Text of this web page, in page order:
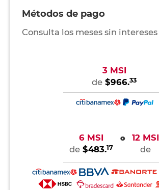
Métodos de pago
Consulta los meses sin intereses
3 MSI
de $966.33
6 MSI
de $483.17
o
12 MSI
de